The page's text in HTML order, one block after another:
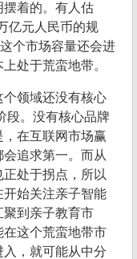
摆着的。有人估
亿元人民币的规
个市场容量还会进
处于荒蛮地带。
领域还没有核心
段。没有核心品牌
在互联网市场赢
追求第一。而从
处于拐点，所以
始关注亲子智能
到亲子教育市
这个荒蛮地带市
，就可能从中分